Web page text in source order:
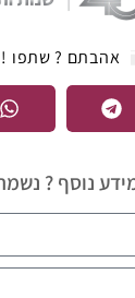
אהבתם ? שתפו !​
נוסף ?